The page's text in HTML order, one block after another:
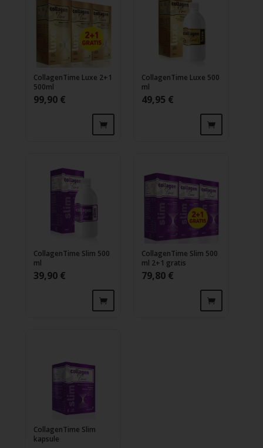
CollagenTime Luxe 2+1
500ml
99,90 €
CollagenTime Luxe 500
ml
49,95 €
CollagenTime Slim 500
ml
39,90 €
CollagenTime Slim 500
ml 2+1 gratis
79,80 €
CollagenTime Slim
kapsule